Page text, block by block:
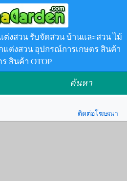
งสวน รับจัดสวน บ้านและสวน ไม้
ต่งสวน อุปกรณ์การเกษตร สินค้า
ร สินค้า OTOP
ค้นหา
ติดต่อโฆษณา